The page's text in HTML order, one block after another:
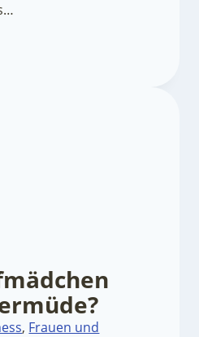
, Frauen und